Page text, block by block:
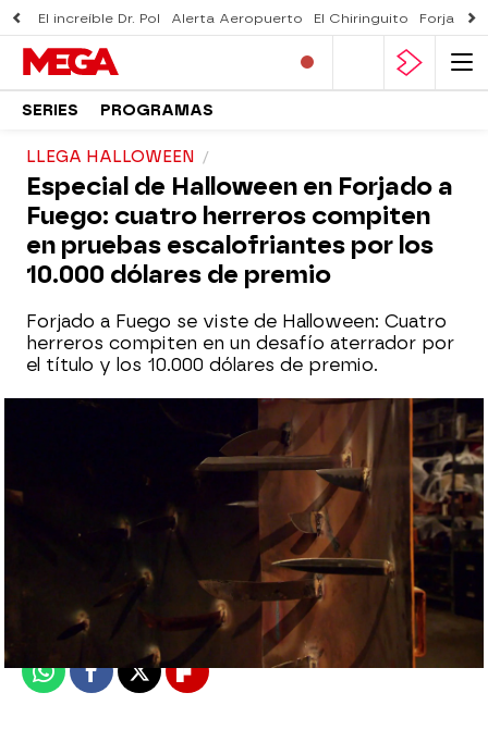
El increíble Dr. Pol Alerta Aeropuerto El Chiringuito Forjado
SERIES PROGRAMAS
LLEGA HALLOWEEN
Especial de Halloween en Forjado a
Fuego: cuatro herreros compiten
en pruebas escalofriantes por los
10.000 dólares de premio
Forjado a Fuego se viste de Halloween: Cuatro
herreros compiten en un desafío aterrador por
el título y los 10.000 dólares de premio.
Publicado: 31 de octubre de 2024, 17:18
WhatsappFacebook
X Flipboard